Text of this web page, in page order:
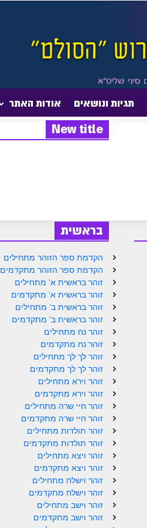
תגיות ונושאים אודות האתר
New title
בראשית
הקדמת ספר הזוהר מתחילים
הקדמת ספר הזוהר מתקדמים
זוהר בראשית א' מתחילים
זוהר בראשית א' מתקדמים
זוהר בראשית ב' מתחילים
זוהר בראשית ב' מתקדמים
זוהר נח מתחילים
זוהר נח מתקדמים
זוהר לך לך מתחילים
זוהר לך לך מתקדמים
זוהר וירא מתחילים
זוהר וירא מתקדמים
זוהר חיי שרה מתחילים
זוהר חיי שרה מתקדמים
זוהר תולדות מתחילים
זוהר תולדות מתקדמים
זוהר ויצא מתחילים
זוהר ויצא מתקדמים
זוהר וישלח מתחילים
זוהר וישלח מתקדמים
זוהר וישב מתחילים
זוהר וישב מתקדמים